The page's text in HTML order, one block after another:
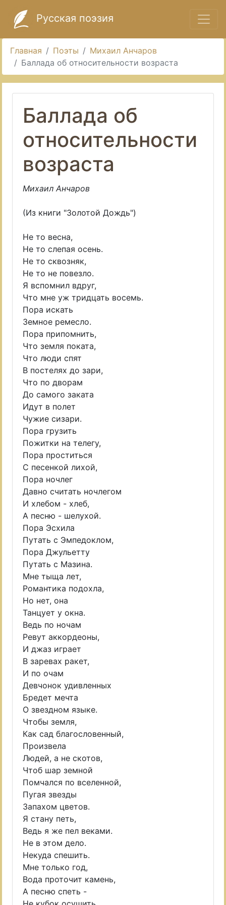
Русская поэзия
Главная Поэты
Михаил Анчаров
Баллада об относительности возраста
Баллада об
относительности
возраста
Михаил Анчаров
(Из книги "Золотой Дождь")
Не то весна,
Не то слепая осень.
Не то сквозняк,
Не то не повезло.
Я вспомнил вдруг,
Что мне уж тридцать восемь.
Пора искать
Земное ремесло.
Пора припомнить,
Что земля поката,
Что люди спят
В постелях до зари,
Что по дворам
До самого заката
Идут в полет
Чужие сизари.
Пора грузить
Пожитки на телегу,
Пора проститься
С песенкой лихой,
Пора ночлег
Давно считать ночлегом
И хлебом - хлеб,
А песню - шелухой.
Пора Эсхила
Путать с Эмпедоклом,
Пора Джульетту
Путать с Мазина.
Мне тыща лет,
Романтика подохла,
Но нет, она
Танцует у окна.
Ведь по ночам
Ревут аккордеоны,
И джаз играет
В заревах ракет,
И по очам
Девчонок удивленных
Бредет мечта
О звездном языке.
Чтобы земля,
Как сад благословенный,
Произвела
Людей, а не скотов,
Чтоб шар земной
Помчался по вселенной,
Пугая звезды
Запахом цветов.
Я стану петь,
Ведь я же пел веками.
Не в этом дело.
Некуда спешить.
Мне только год,
Вода проточит камень,
А песню спеть -